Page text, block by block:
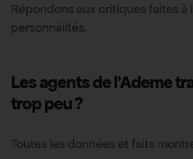
Répondons aux critiques faites à
personnalités.
Les agents de l’Ademe
trop peu ?
Toutes les données et faits